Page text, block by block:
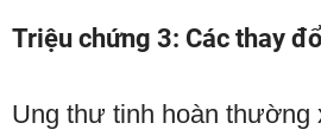
Triệu chứng 3: Các thay
Ung thư tinh hoàn thường